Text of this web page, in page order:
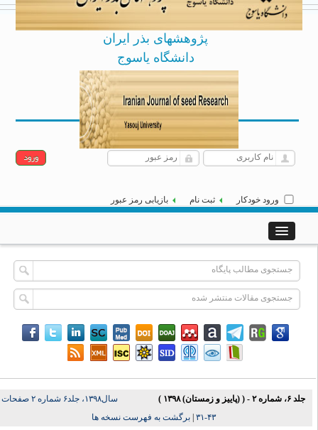
پژوهشهای بذر ایران
دانشگاه یاسوج
|
English
[Archive ]
ورود خودکار ثبت نام بازیابی رمز عبور
جلد ۶، شماره ۲ - ( (پاییز و زمستان) ۱۳۹۸ )
سال۱۳۹۸، جلد۶ شماره ۲ صفحات
|برگشت به فهرست نسخه ها